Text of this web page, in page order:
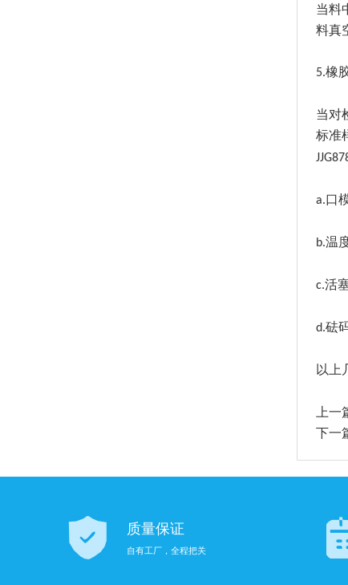
当料
料真
5.橡
当对
标准
a.口
b.温
c.活
d.砝
以上
上一
下一
质量保证
自有工厂，全程把关